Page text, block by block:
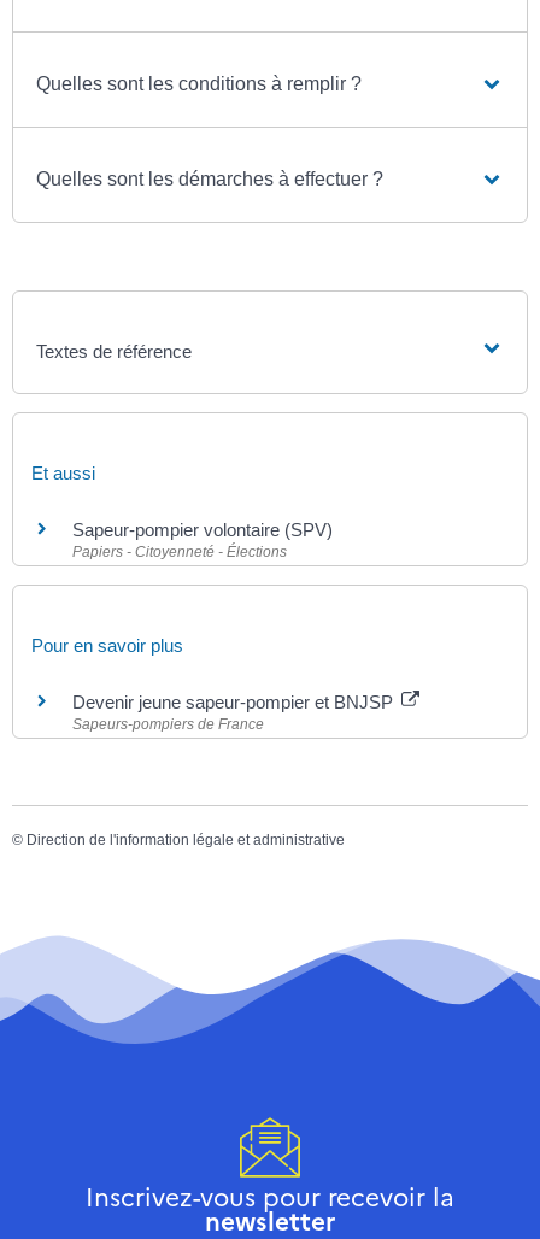
Quelles sont les conditions à remplir ?
Quelles sont les démarches à effectuer ?
Textes de référence
Et aussi
Sapeur-pompier volontaire (SPV)
Papiers - Citoyenneté - Élections
Pour en savoir plus
Devenir jeune sapeur-pompier et BNJSP
Sapeurs-pompiers de France
© Direction de l'information légale et administrative
Inscrivez-vous pour recevoir la
newsletter